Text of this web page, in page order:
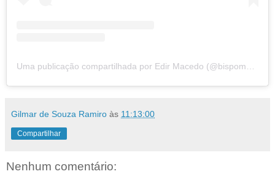
Uma publicação compartilhada por Edir Macedo (@bispomacedo)
Gilmar de Souza Ramiro às 11:13:00
Compartilhar
Nenhum comentário: